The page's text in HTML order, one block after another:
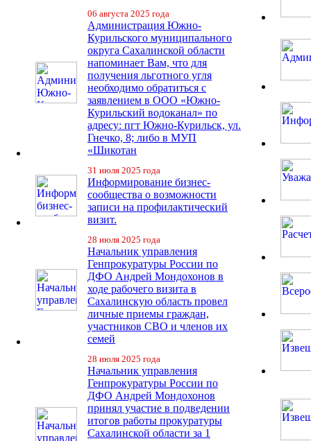
06 августа 2025 года
Администрация Южно-
Курильского муниципального
округа Сахалинской области
напоминает Вам, что для
получения льготного угля
необходимо обратиться с
заявлением в ООО «Южно-
Курильский водоканал» по
адресу: пгт Южно-Курильск, ул.
Гнечко, 8; либо в МУП
«Шикотан
31 июля 2025 года
Информирование бизнес-
сообщества о возможности
записи на профилактический
визит.
28 июля 2025 года
Начальник управления
Генпрокуратуры России по
ДФО Андрей Мондохонов в
ходе рабочего визита в
Сахалинскую область провел
личные приемы граждан,
участников СВО и членов их
семей
28 июля 2025 года
Начальник управления
Генпрокуратуры России по
ДФО Андрей Мондохонов
принял участие в подведении
итогов работы прокуратуры
Сахалинской области за 1